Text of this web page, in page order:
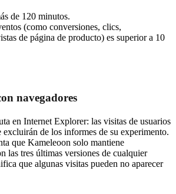
de 120 minutos.
(como conversiones, clics,
de página de producto) es superior a 10
navegadores
en Internet Explorer: las visitas de usuarios
de los informes de su experimento.
que Kameleoon solo mantiene
las tres últimas versiones de cualquier
que algunas visitas pueden no aparecer